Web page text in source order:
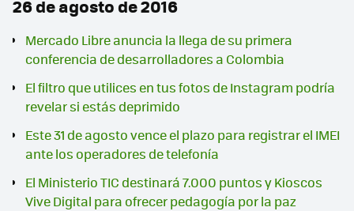
26 de agosto de 2016
Mercado Libre anuncia la llega de su primera
conferencia de desarrolladores a Colombia
El filtro que utilices en tus fotos de Instagram podría
revelar si estás deprimido
Este 31 de agosto vence el plazo para registrar el IMEI
ante los operadores de telefonía
El Ministerio TIC destinará 7.000 puntos y Kioscos
Vive Digital para ofrecer pedagogía por la paz